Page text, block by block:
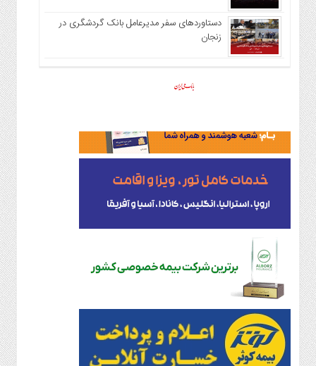
دستاوردهای سفر مدیرعامل بانک گردشگری در
زنجان